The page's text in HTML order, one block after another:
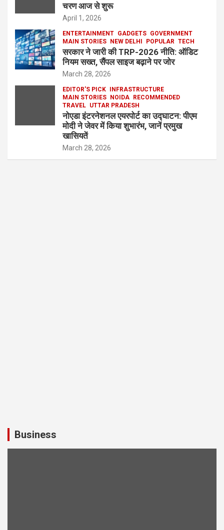
चरण आज से शुरू
April 1, 2026
ENTERTAINMENT GADGETS GOVERNMENT
MAIN STORIES
NEW DELHI POPULAR TECH
सरकार ने जारी की TRP-2026 नीति: ऑडिट
नियम सख्त, सैंपल साइज बढ़ाने पर जोर
March 28, 2026
EDITOR'S PICK
INFRASTRUCTURE
MAIN STORIES
NOIDA
RECOMMENDED
TRAVEL UTTAR PRADESH
नोएडा इंटरनेशनल एयरपोर्ट का उद्घाटन: पीएम
मोदी ने जेवर में किया शुभारंभ, जानें प्रमुख
खासियतें
March 28, 2026
Business